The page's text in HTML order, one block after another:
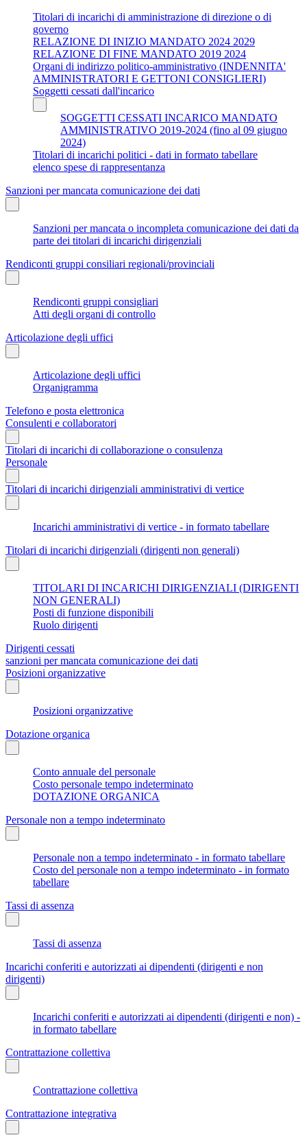
Titolari di incarichi di amministrazione di direzione o di
governo
RELAZIONE DI INIZIO MANDATO 2024 2029
RELAZIONE DI FINE MANDATO 2019 2024
Organi di indirizzo politico-amministrativo (INDENNITA'
AMMINISTRATORI E GETTONI CONSIGLIERI)
Soggetti cessati dall'incarico
SOGGETTI CESSATI INCARICO MANDATO
AMMINISTRATIVO 2019-2024 (fino al 09 giugno
2024)
Titolari di incarichi politici - dati in formato tabellare
elenco spese di rappresentanza
Sanzioni per mancata comunicazione dei dati
Sanzioni per mancata o incompleta comunicazione dei dati da
parte dei titolari di incarichi dirigenziali
Rendiconti gruppi consiliari regionali/provinciali
Rendiconti gruppi consigliari
Atti degli organi di controllo
Articolazione degli uffici
Articolazione degli uffici
Organigramma
Telefono e posta elettronica
Consulenti e collaboratori
Titolari di incarichi di collaborazione o consulenza
Personale
Titolari di incarichi dirigenziali amministrativi di vertice
Incarichi amministrativi di vertice - in formato tabellare
Titolari di incarichi dirigenziali (dirigenti non generali)
TITOLARI DI INCARICHI DIRIGENZIALI (DIRIGENTI
NON GENERALI)
Posti di funzione disponibili
Ruolo dirigenti
Dirigenti cessati
sanzioni per mancata comunicazione dei dati
Posizioni organizzative
Posizioni organizzative
Dotazione organica
Conto annuale del personale
Costo personale tempo indeterminato
DOTAZIONE ORGANICA
Personale non a tempo indeterminato
Personale non a tempo indeterminato - in formato tabellare
Costo del personale non a tempo indeterminato - in formato
tabellare
Tassi di assenza
Tassi di assenza
Incarichi conferiti e autorizzati ai dipendenti (dirigenti e non
dirigenti)
Incarichi conferiti e autorizzati ai dipendenti (dirigenti e non) -
in formato tabellare
Contrattazione collettiva
Contrattazione collettiva
Contrattazione integrativa